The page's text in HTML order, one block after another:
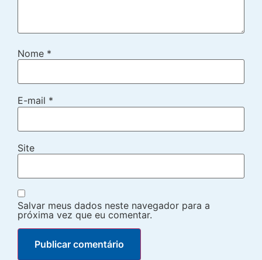
Nome *
E-mail *
Site
Salvar meus dados neste navegador para a
próxima vez que eu comentar.